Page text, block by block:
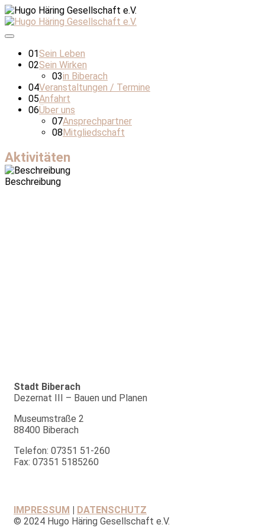
01Sein Leben
02Sein Wirken
03in Biberach
04Veranstaltungen / Termine
05Anfahrt
06Über uns
07Ansprechpartner
08Mitgliedschaft
Aktivitäten
Beschreibung
Stadt Biberach
Dezernat III – Bauen und Planen
Museumstraße 2
88400 Biberach
Telefon: 07351 51-260
Fax: 07351 5185260
IMPRESSUM | DATENSCHUTZ
© 2024 Hugo Häring Gesellschaft e.V.